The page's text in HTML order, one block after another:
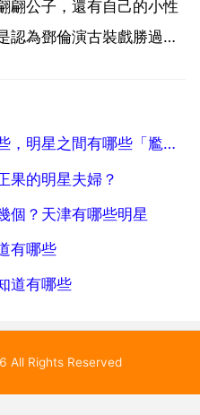
翩公子，還有自己的小性
認為鄧倫演古裝戲勝過現
有哪些 陳家林，拍過
你知道的明星的尷尬事有哪些，明星之間有哪些「尷尬」的事情，讓大家會覺得很「難堪」呢？
果的明星夫婦？
個？天津有哪些明星
有哪些
道有哪些
Rights Reserved